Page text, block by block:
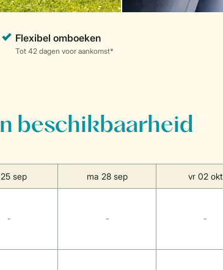
beschikbaarheid
sep ma 28 sep vr 02 okt
- - -